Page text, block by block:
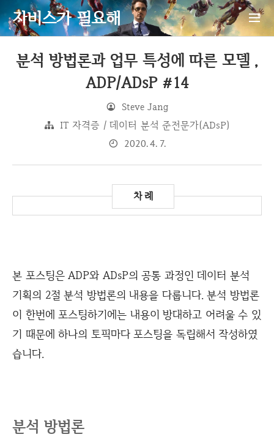
자비스가 필요해
분석 방법론과 업무 특성에 따른 모델 ,
ADP/ADsP #14
Steve Jang
IT 자격증 / 데이터 분석 준전문가(ADsP)
2020. 4. 7.
본 포스팅은 ADP와 ADsP의 공통 과정인 데이터 분석
기획의 2절 분석 방법론의 내용을 다룹니다. 분석 방법론
이 한번에 포스팅하기에는 내용이 방대하고 어려울 수 있
기 때문에 하나의 토픽마다 포스팅을 독립해서 작성하였
습니다.
분석 방법론